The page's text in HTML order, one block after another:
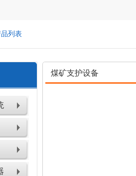
列表
煤矿支护设备